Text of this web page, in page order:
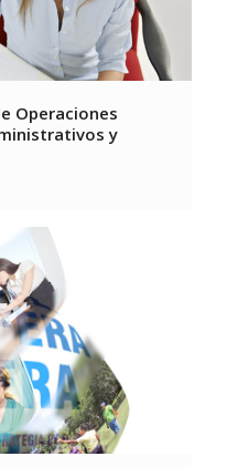
Operaciones
y